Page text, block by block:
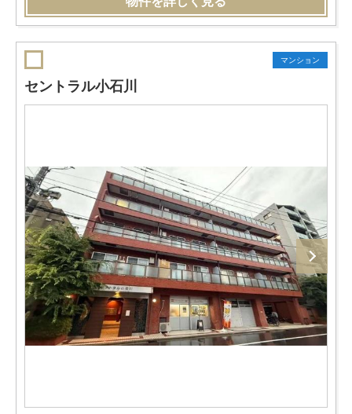
マンション
セントラル小石川